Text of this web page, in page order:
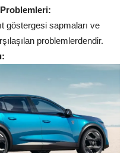
göstergesi sapmaları ve
problemlerdendir.